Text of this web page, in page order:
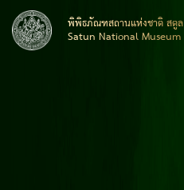
พิพิธภัณฑสถานแห่งชาติ สตูล
Satun National Museum